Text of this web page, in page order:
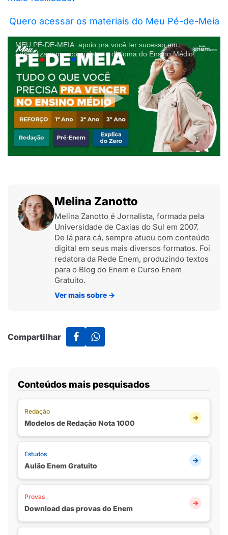
Quero acessar os materiais do Meu Pé-de-Meia
MEU PÉ-DE-MEIA: apoio pra você ter sucesso em
aprendizagem e conquistar o diploma do Ensino Médio!
Melina Zanotto
Melina Zanotto é Jornalista, formada pela
Universidade de Caxias do Sul em 2007.
De lá para cá, sempre atuou com conteúdo
digital em seus mais diversos formatos. Foi
redatora da Rede Enem, produzindo textos
para o Blog do Enem e Curso Enem
Gratuito.
Ver mais sobre →
Compartilhar
Conteúdos mais pesquisados
Redação
Modelos de Redação Nota 1000
Estudos
Aulão Enem Gratuito
Provas
Download das provas do Enem